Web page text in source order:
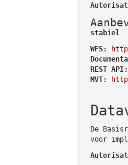
stabiel
WFS:
REST API:
MVT:
De
voor